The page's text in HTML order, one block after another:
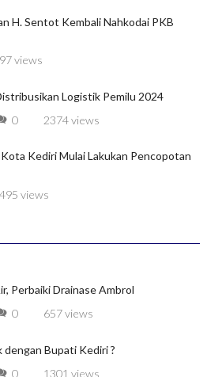
H. Sentot Kembali Nahkodai PKB
views
Logistik Pemilu 2024
0 2374 views
Kediri Mulai Lakukan Pencopotan
views
Perbaiki Drainase Ambrol
0 657 views
dengan Bupati Kediri ?
0 1301 views